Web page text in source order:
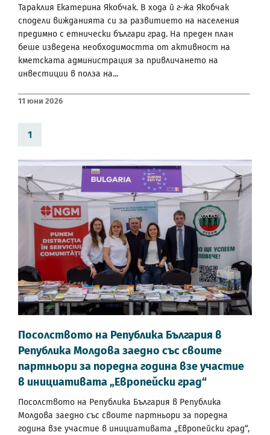
Тараклия Екатерина Якобчак. В хода й г-жа Якобчак
сподели вижданията си за развитието на населения
предимно с етнически българи град. На преден план
беше изведена необходимостта от активност на
кметската администрация за привличането на
инвестиции в полза на...
11 Юни 2026
1
Посолството на Република България в
Република Молдова заедно със своите
партньори за поредна година взе участие
в инициативата „Европейски град“
Посолството на Република България в Република
Молдова заедно със своите партньори за поредна
година взе участие в инициативата „Европейски град“,